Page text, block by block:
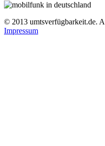
© 2013 umtsverfügbarkeit.de.
Impressum